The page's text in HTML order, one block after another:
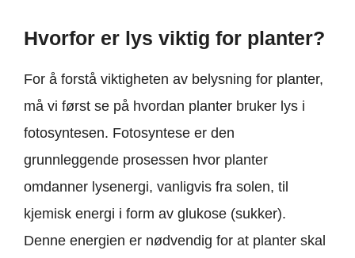
Hvorfor er lys viktig for planter?
For å forstå viktigheten av belysning for planter,
må vi først se på hvordan planter bruker lys i
fotosyntesen. Fotosyntese er den
grunnleggende prosessen hvor planter
omdanner lysenergi, vanligvis fra solen, til
kjemisk energi i form av glukose (sukker).
Denne energien er nødvendig for at planter skal